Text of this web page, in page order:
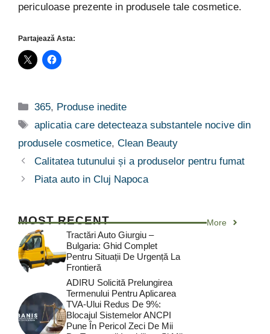
periculoase prezente in produsele tale cosmetice.
Partajează Asta:
Categorii
365, Produse inedite
Etichete
aplicatia care detecteaza substantele nocive din
produsele cosmetice, Clean Beauty
Calitatea tutunului și a produselor pentru fumat
Piata auto in Cluj Napoca
MOST RECENT More
Tractări Auto Giurgiu –
Bulgaria: Ghid Complet
Pentru Situații De Urgență La
Frontieră
ADIRU Solicită Prelungirea
Termenului Pentru Aplicarea
TVA-Ului Redus De 9%:
Blocajul Sistemelor ANCPI
Pune În Pericol Zeci De Mii